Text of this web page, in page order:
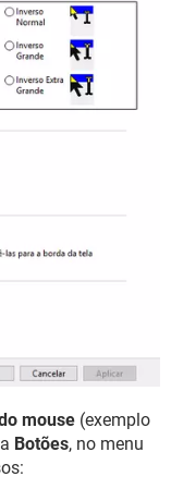
mouse (exemplo
Botões, no menu